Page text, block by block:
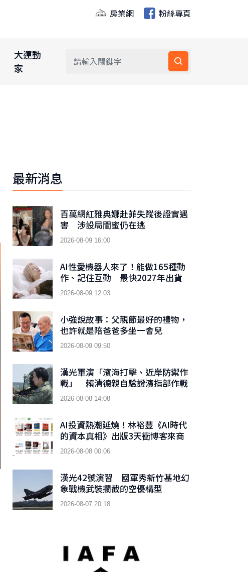
房業網 粉絲專頁
大運動
家
最新消息
百萬網紅雅典娜赴菲失蹤後證實遇
害 涉設局閨蜜仍在逃
2026-08-09 16:00
AI性愛機器人來了！能做165種動
作、記住互動 最快2027年出貨
2026-08-09 12:03
小強說故事：父親節最好的禮物，
也許就是陪爸爸多坐一會兒
2026-08-09 09:50
漢光軍演「濱海打擊、近岸防禦作
戰」 賴清德親自驗證濱指部作戰
成效
2026-08-08 14:08
AI投資熱潮延燒！林裕豐《AI時代
的資本真相》出版3天衝博客來商
業理財新書榜TOP 9
2026-08-08 00:06
漢光42號演習 國軍秀新竹基地幻
象戰機武裝攔截的空優構型
2026-08-07 20:18